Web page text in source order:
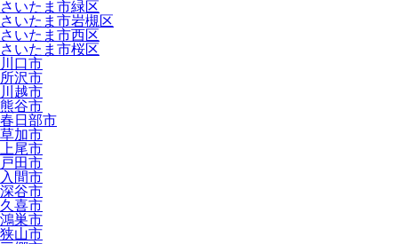
さいたま市緑区
さいたま市岩槻区
さいたま市西区
さいたま市桜区
川口市
所沢市
川越市
熊谷市
春日部市
草加市
上尾市
戸田市
入間市
深谷市
久喜市
鴻巣市
狭山市